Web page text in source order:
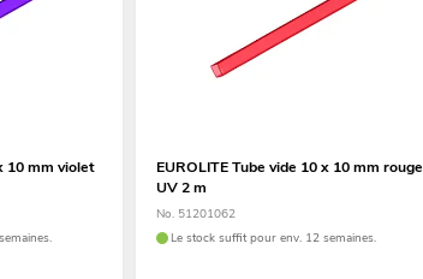
10 mm violet
EUROLITE Tube vide 10 x 10 mm rouge
UV 2 m
No. 51201062
Le stock suffit pour env. 12 semaines.